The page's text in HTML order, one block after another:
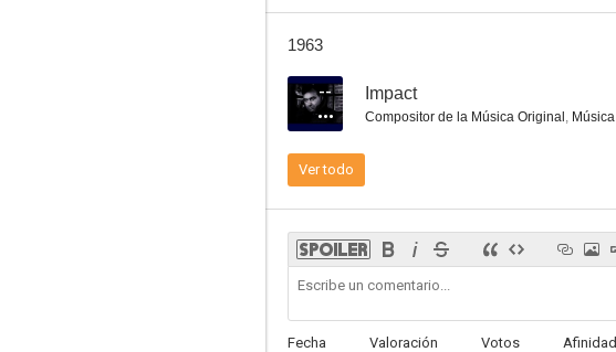
1963
-- Impact
Compositor de la Música Original , Música
Ver todo
Fecha Valoración Votos Afinidad